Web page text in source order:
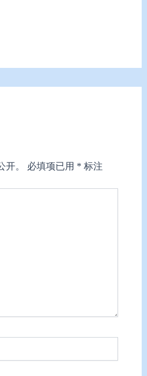
。 必填项已用 * 标注